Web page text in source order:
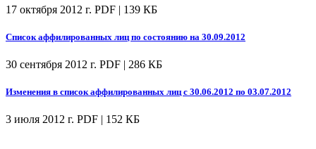
17 октября 2012 г. PDF | 139 КБ
Список аффилированных лиц по состоянию на 30.09.2012
30 сентября 2012 г. PDF | 286 КБ
Изменения в список аффилированных лиц с 30.06.2012 по 03.07.2012
3 июля 2012 г. PDF | 152 КБ